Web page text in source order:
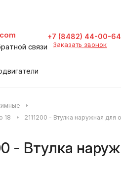
связи
+7 (8482) 44-00-64
Заказать звонок
18
2111200 - Втулка наружная для
- Втулка